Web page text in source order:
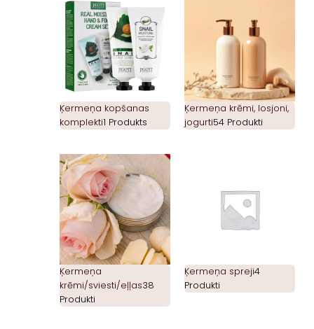
Ķermeņa kopšanas
komplekti1 Produkts
Ķermeņa krēmi, losjoni,
jogurti54 Produkti
Ķermeņa
krēmi/sviesti/eļļas38
Produkti
Ķermeņa spreji4
Produkti